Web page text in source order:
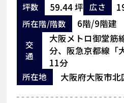
坪数 59.44 坪 広さ
所在階/階数 6階/9階建
交
通
大阪メトロ御堂筋
分、阪急京都線「
11分
所在地 大阪府大阪市北